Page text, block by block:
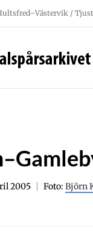
/
2005 Foto: Björn